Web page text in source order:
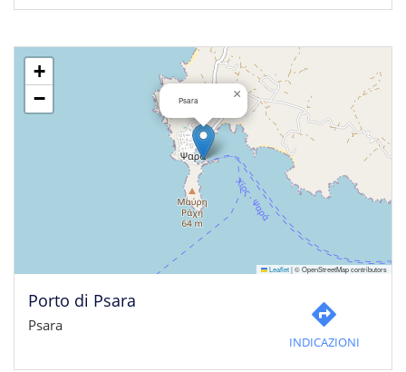
Psara ×
+
−
Leaflet|© OpenStreetMap contributors
Porto di Psara
Psara
INDICAZIONI